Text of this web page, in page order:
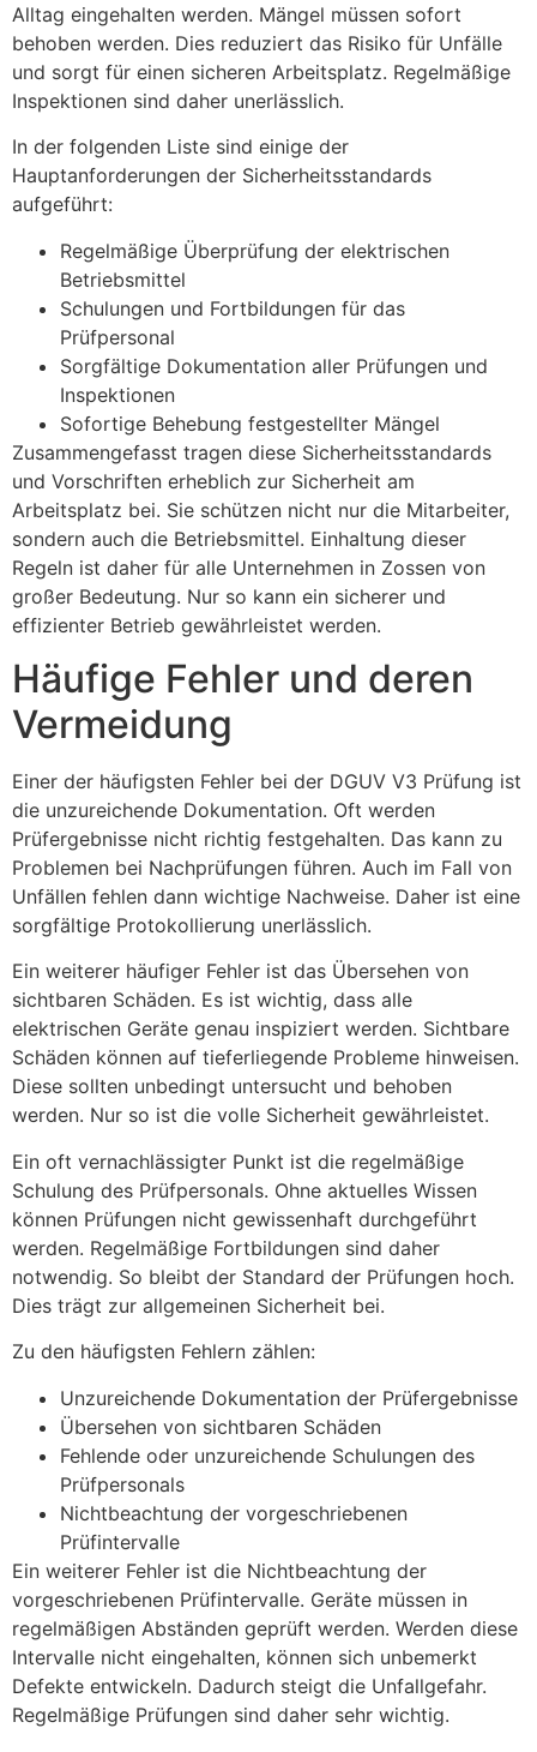
Alltag eingehalten werden. Mängel müssen sofort
behoben werden. Dies reduziert das Risiko für Unfälle
und sorgt für einen sicheren Arbeitsplatz. Regelmäßige
Inspektionen sind daher unerlässlich.
In der folgenden Liste sind einige der
Hauptanforderungen der Sicherheitsstandards
aufgeführt:
Regelmäßige Überprüfung der elektrischen
Betriebsmittel
Schulungen und Fortbildungen für das
Prüfpersonal
Sorgfältige Dokumentation aller Prüfungen und
Inspektionen
Sofortige Behebung festgestellter Mängel
Zusammengefasst tragen diese Sicherheitsstandards
und Vorschriften erheblich zur Sicherheit am
Arbeitsplatz bei. Sie schützen nicht nur die Mitarbeiter,
sondern auch die Betriebsmittel. Einhaltung dieser
Regeln ist daher für alle Unternehmen in Zossen von
großer Bedeutung. Nur so kann ein sicherer und
effizienter Betrieb gewährleistet werden.
Häufige Fehler und deren
Vermeidung
Einer der häufigsten Fehler bei der DGUV V3 Prüfung ist
die unzureichende Dokumentation. Oft werden
Prüfergebnisse nicht richtig festgehalten. Das kann zu
Problemen bei Nachprüfungen führen. Auch im Fall von
Unfällen fehlen dann wichtige Nachweise. Daher ist eine
sorgfältige Protokollierung unerlässlich.
Ein weiterer häufiger Fehler ist das Übersehen von
sichtbaren Schäden. Es ist wichtig, dass alle
elektrischen Geräte genau inspiziert werden. Sichtbare
Schäden können auf tieferliegende Probleme hinweisen.
Diese sollten unbedingt untersucht und behoben
werden. Nur so ist die volle Sicherheit gewährleistet.
Ein oft vernachlässigter Punkt ist die regelmäßige
Schulung des Prüfpersonals. Ohne aktuelles Wissen
können Prüfungen nicht gewissenhaft durchgeführt
werden. Regelmäßige Fortbildungen sind daher
notwendig. So bleibt der Standard der Prüfungen hoch.
Dies trägt zur allgemeinen Sicherheit bei.
Zu den häufigsten Fehlern zählen:
Unzureichende Dokumentation der Prüfergebnisse
Übersehen von sichtbaren Schäden
Fehlende oder unzureichende Schulungen des
Prüfpersonals
Nichtbeachtung der vorgeschriebenen
Prüfintervalle
Ein weiterer Fehler ist die Nichtbeachtung der
vorgeschriebenen Prüfintervalle. Geräte müssen in
regelmäßigen Abständen geprüft werden. Werden diese
Intervalle nicht eingehalten, können sich unbemerkt
Defekte entwickeln. Dadurch steigt die Unfallgefahr.
Regelmäßige Prüfungen sind daher sehr wichtig.